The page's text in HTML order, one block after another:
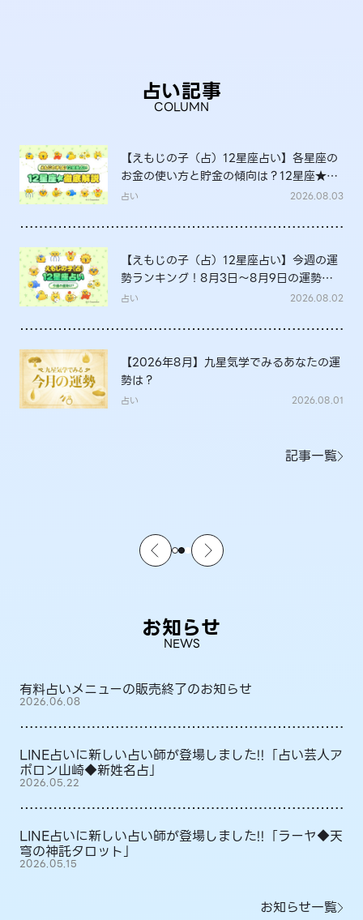
占い記事
COLUMN
【えもじの子（占）12星座占い】各星座の
お金の使い方と貯金の傾向は？12星座★徹
底解説
占い 2026.08.03
【えもじの子（占）12星座占い】今週の運
勢ランキング！8月3日～8月9日の運勢
は？
占い 2026.08.02
【2026年8月】九星気学でみるあなたの運
勢は？
占い 2026.08.01
記事一覧
お知らせ
NEWS
有料占いメニューの販売終了のお知らせ
2026.06.08
LINE占いに新しい占い師が登場しました!!「占い芸人ア
ポロン山崎◆新姓名占」
2026.05.22
LINE占いに新しい占い師が登場しました!!「ラーヤ◆天
穹の神託タロット」
2026.05.15
お知らせ一覧